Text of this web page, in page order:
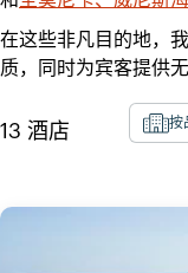
在这些非凡目的地，
质，同时为宾客提供
13 酒店 按